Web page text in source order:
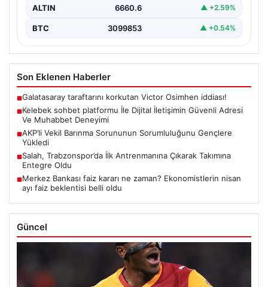
ALTIN 6660.6 ▲ +2.59%
BTC 3099853 ▲ +0.54%
Son Eklenen Haberler
■Galatasaray taraftarını korkutan Victor Osimhen iddiası!
■Kelebek sohbet platformu İle Dijital İletişimin Güvenli Adresi
Ve Muhabbet Deneyimi
■AKP’li Vekil Barınma Sorununun Sorumluluğunu Gençlere
Yükledi
■Salah, Trabzonspor’da İlk Antrenmanına Çıkarak Takımına
Entegre Oldu
■Merkez Bankası faiz kararı ne zaman? Ekonomistlerin nisan
ayı faiz beklentisi belli oldu
Güncel